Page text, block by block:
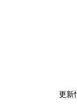
更新